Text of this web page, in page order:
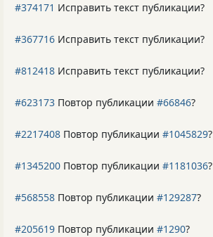
#374171 Исправить текст публикации?
#367716 Исправить текст публикации?
#812418 Исправить текст публикации?
#623173 Повтор публикации #66846?
#2217408 Повтор публикации #1045829?
#1345200 Повтор публикации #1181036?
#568558 Повтор публикации #129287?
#205619 Повтор публикации #1290?